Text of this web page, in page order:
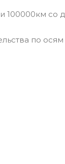
со дня
по осям